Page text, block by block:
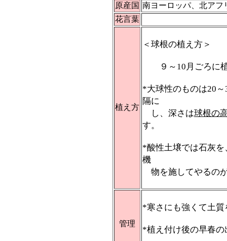
原産国 南ヨーロッパ、北アフ
花言葉
植え方
＜球根の植え方＞
９～10月ごろに植
*大球性のものは20
隔に
し、深さは球根の
す。
*酸性土壌では石灰
機
物を施してやるの
管理
*寒さにも強くて土
*植え付け後の早春